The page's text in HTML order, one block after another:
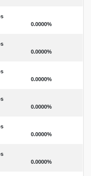
0.0000%
0.0000%
0.0000%
0.0000%
0.0000%
0.0000%